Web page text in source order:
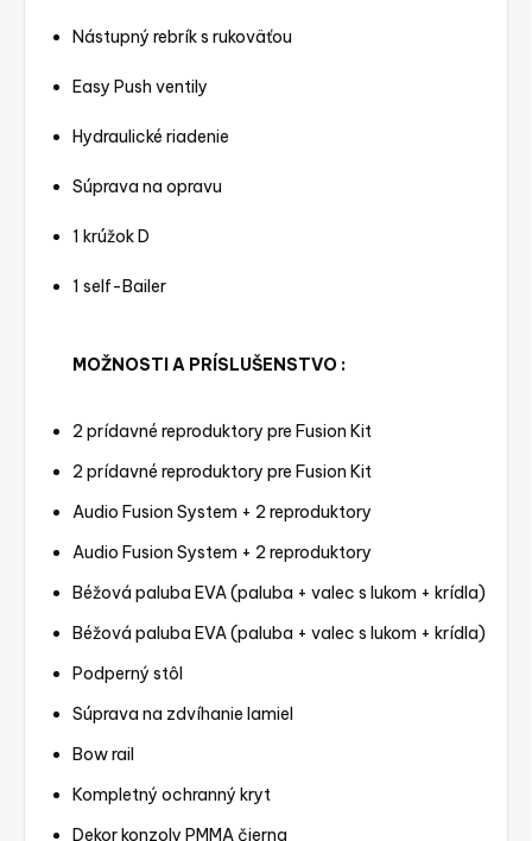
Nástupný rebrík s rukoväťou
Easy Push ventily
Hydraulické riadenie
Súprava na opravu
1 krúžok D
1 self-Bailer
MOŽNOSTI A PRÍSLUŠENSTVO :
2 prídavné reproduktory pre Fusion Kit
2 prídavné reproduktory pre Fusion Kit
Audio Fusion System + 2 reproduktory
Audio Fusion System + 2 reproduktory
Béžová paluba EVA (paluba + valec s lukom + krídla)
Béžová paluba EVA (paluba + valec s lukom + krídla)
Podperný stôl
Súprava na zdvíhanie lamiel
Bow rail
Kompletný ochranný kryt
Dekor konzoly PMMA čierna